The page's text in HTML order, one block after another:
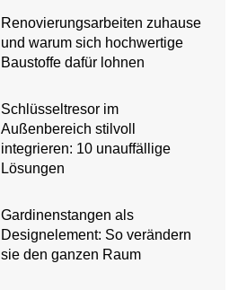
Renovierungsarbeiten zuhause
und warum sich hochwertige
Baustoffe dafür lohnen
Schlüsseltresor im
Außenbereich stilvoll
integrieren: 10 unauffällige
Lösungen
Gardinenstangen als
Designelement: So verändern
sie den ganzen Raum